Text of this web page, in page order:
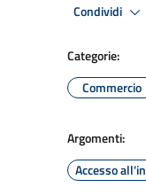
Condividi
Categorie:
Commercio
Argomenti:
Accesso